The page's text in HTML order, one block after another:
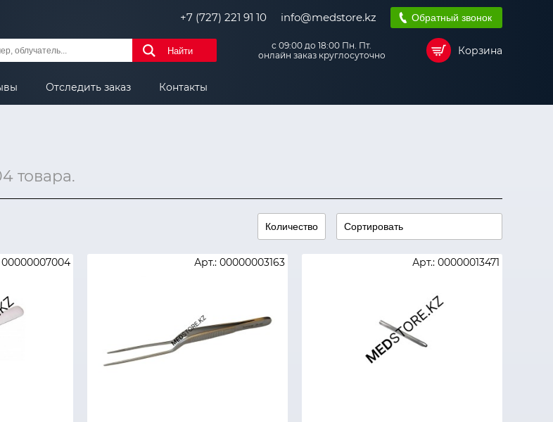
+7 (727) 221 91 10 info@medstore.kz Обратный звонок
Найти
с 09:00 до 18:00 Пн. Пт.
онлайн заказ круглосуточно
Корзина
Отследить заказ Контакты
товара.
00000007004 Арт.: 00000003163 Арт.: 00000013471